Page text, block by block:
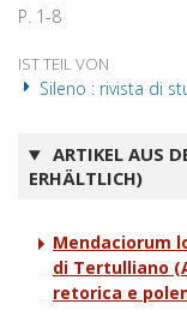
P. 1-8
IST TEIL VON
Sileno : rivista di
ARTIKEL AUS
ERHÄLTLICH)
Mendaciorum
di Tertulliano
retorica e